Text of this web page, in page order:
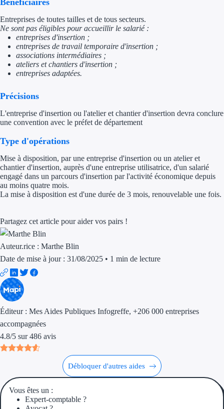
Par financeur
Aides
Solutions MAPi
Simulateur d'éligibilité
Aides Région
Aides Région
Aides Région
Bénéficiaires
Entreprises de toutes tailles et de tous secteurs.
Ne sont pas éligibles pour accueillir le salarié :
entreprises d'insertion ;
entreprises de travail temporaire d'insertion ;
associations intermédiaires ;
ateliers et chantiers d'insertion ;
entreprises adaptées.
Précisions
L'entreprise d'insertion ou l'atelier et chantier d'insertion devra conclure
une convention avec le préfet de département
Type d'opérations
Mise à disposition, par une entreprise d'insertion ou un atelier et
chantier d'insertion, auprès d'une entreprise utilisatrice, d'un salarié
engagé dans un parcours d'insertion par l'activité économique depuis
au moins quatre mois.
La mise à disposition est d'une durée de 3 mois, renouvelable une fois.
Partagez cet article pour aider vos pairs !
Auteur.rice : Marthe Blin
Date de mise à jour : 31/08/2025 • 1 min de lecture
Éditeur : Mes Aides Publiques Infogreffe, +206 000 entreprises
accompagnées
4.8/5 sur 486 avis
Débloquer d'autres aides
Vous êtes un :
Expert-comptable ?